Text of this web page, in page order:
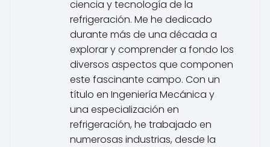
ciencia y tecnología de la
refrigeración. Me he dedicado
durante más de una década a
explorar y comprender a fondo los
diversos aspectos que componen
este fascinante campo. Con un
título en Ingeniería Mecánica y
una especialización en
refrigeración, he trabajado en
numerosas industrias, desde la